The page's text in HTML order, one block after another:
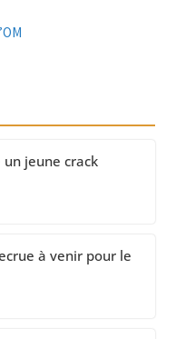
jeune crack
à venir pour le